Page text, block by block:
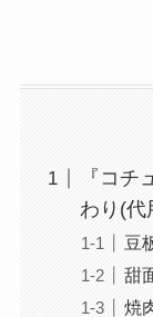
『コ
わり(代
豆
甜
焼